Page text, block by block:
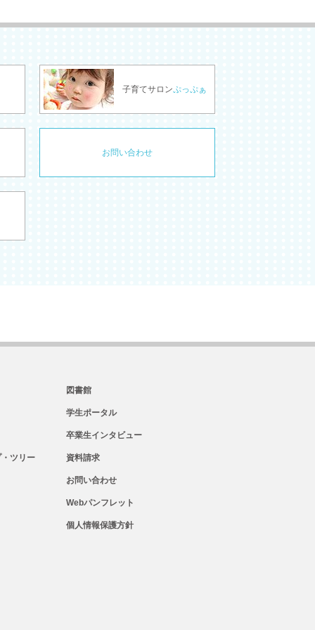
子育てサロンぷっぷぁ
お問い合わせ
ツリー
図書館
学生ポータル
卒業生インタビュー
資料請求
お問い合わせ
Webパンフレット
個人情報保護方針